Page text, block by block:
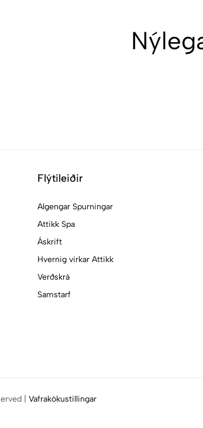
Flýtileiðir
Algengar Spurningar
Attikk Spa
Áskrift
Hvernig virkar Attikk
Verðskrá
Samstarf
| Vafrakökustillingar